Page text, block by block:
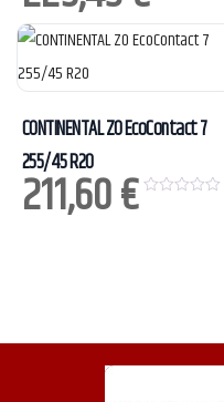
u
CONTINENTAL ZO EcoContact 7
255/45 R20
211,60€